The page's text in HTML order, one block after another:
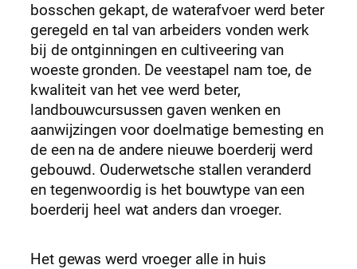
bosschen gekapt, de waterafvoer werd beter
geregeld en tal van arbeiders vonden werk
bij de ontginningen en cultiveering van
woeste gronden. De veestapel nam toe, de
kwaliteit van het vee werd beter,
landbouwcursussen gaven wenken en
aanwijzingen voor doelmatige bemesting en
de een na de andere nieuwe boerderij werd
gebouwd. Ouderwetsche stallen veranderd
en tegenwoordig is het bouwtype van een
boerderij heel wat anders dan vroeger.
Het gewas werd vroeger alle in huis